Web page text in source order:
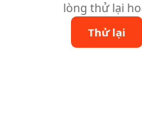
lòng thử lại
Thử lại